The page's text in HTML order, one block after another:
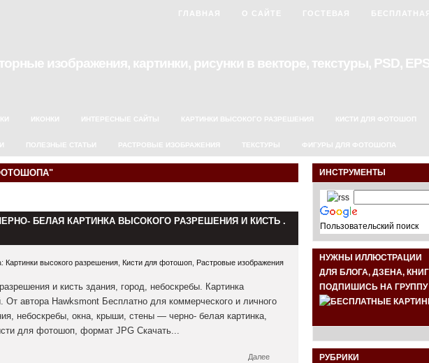
ГЛАВНАЯ О САЙТЕ ГОСТЕВАЯ
изображения, картинки, рисунки в векторе, текстуры, PSD,
ИКОНКИ ИНТЕРЕСНЫЕ САЙТЫ КАРТИНКИ ВЫСОКОГО РАЗРЕШЕНИЯ КИСТИ ДЛЯ ФОТОШОП
ПОЛЕЗНЫЕ СТАТЬИ РАСТРОВЫЕ ИЗОБРАЖЕНИЯ ТЕКСТУРЫ ФИГУРЫ ДЛЯ ФОТОШОПА
БЕЛАЯ КАРТИНКА ВЫСОКОГО РАЗРЕШЕНИЯ И КИСТЬ .
Картинки высокого разрешения Кисти для фотошоп Растровые изображения
и кисть здания, город, небоскребы. Картинка
От автора Hawksmont Бесплатно для коммерческого и личного
небоскребы, окна, крыши, стены — черно- белая картинка,
для фотошоп, формат JPG Скачать...
Далее
ИНСТРУМЕНТЫ
Пользовательский поиск
НУЖНЫ ИЛЛЮСТРАЦИИ
ДЛЯ БЛОГА, ДЗЕНА,
ПОДПИШИСЬ НА ГРУППУ
РУБРИКИ